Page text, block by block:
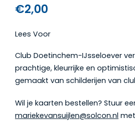
€2,00
Lees Voor
Club Doetinchem-IJsseloever
prachtige, kleurrijke en
gemaakt van schilderijen van
Wil je kaarten bestellen? Stuur
mariekevansuijlen@solcon.nl